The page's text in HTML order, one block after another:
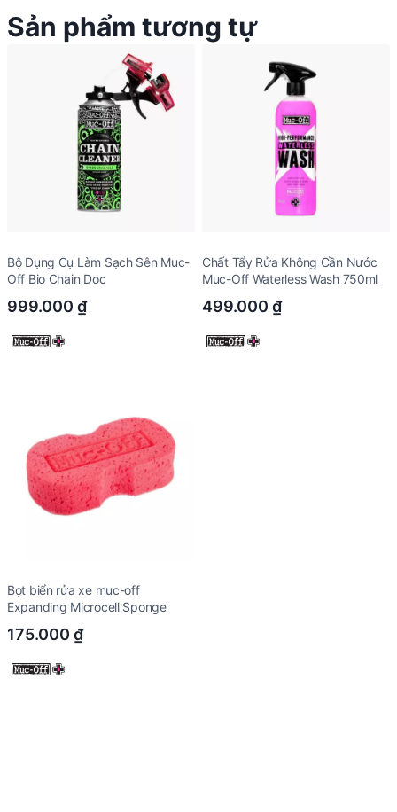
Sản phẩm tương tự
Bộ Dụng Cụ Làm Sạch Sên Muc-
Off Bio Chain Doc
999.000 ₫
Chất Tẩy Rửa Không Cần Nước
Muc-Off Waterless Wash 750ml
499.000 ₫
Bọt biển rửa xe muc-off
Expanding Microcell Sponge
175.000 ₫